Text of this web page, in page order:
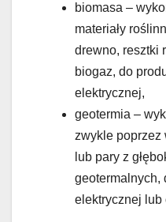
biomasa –
materiały
drewno, resztki
biogaz, do
elektrycznej,
geotermia –
zwykle poprzez
lub pary z
geotermalnych,
elektrycznej lub